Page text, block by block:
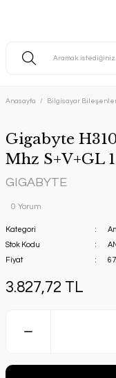
Anasayfa Bilgisayar
Gigabyte
Mhz S+V+GL
GIGABYTE
0 Yorum
Kategori
Stok Kodu
Fiyat
3.827,72 TL